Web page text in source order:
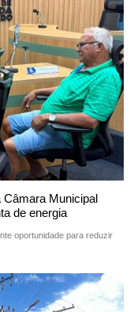
Câmara Municipal
de energia
oportunidade para reduzir